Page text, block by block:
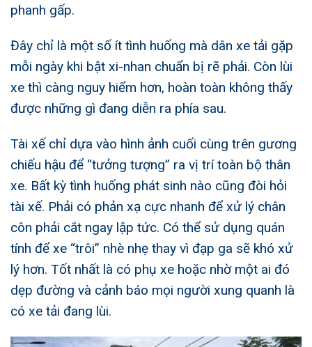
phanh gấp.
Đây chỉ là một số ít tình huống mà dân xe tải gặp
mỗi ngày khi bật xi-nhan chuẩn bị rẽ phải. Còn lùi
xe thì càng nguy hiểm hơn, hoàn toàn không thấy
được những gì đang diễn ra phía sau.
Tài xế chỉ dựa vào hình ảnh cuối cùng trên gương
chiếu hậu để “tưởng tượng” ra vị trí toàn bộ thân
xe. Bất kỳ tình huống phát sinh nào cũng đòi hỏi
tài xế. Phải có phản xạ cực nhanh để xử lý chân
côn phải cắt ngay lập tức. Có thể sử dụng quán
tính để xe “trôi” nhè nhẹ thay vì đạp ga sẽ khó xử
lý hơn. Tốt nhất là có phụ xe hoặc nhờ một ai đó
dẹp đường và cảnh báo mọi người xung quanh là
có xe tải đang lùi.